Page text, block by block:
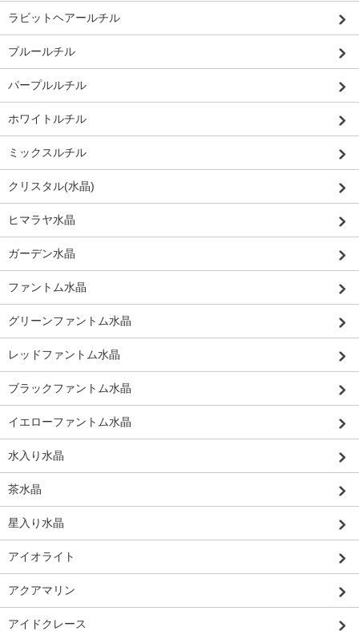
ラビットヘアールチル
ブルールチル
パープルルチル
ホワイトルチル
ミックスルチル
クリスタル(水晶)
ヒマラヤ水晶
ガーデン水晶
ファントム水晶
グリーンファントム水晶
レッドファントム水晶
ブラックファントム水晶
イエローファントム水晶
水入り水晶
茶水晶
星入り水晶
アイオライト
アクアマリン
アイドクレース